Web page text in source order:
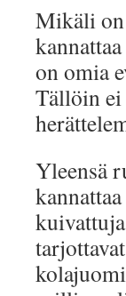
Mikäli on
on omia
Tällöin ei
Yleensä